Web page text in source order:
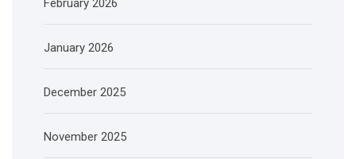
February 2026
January 2026
December 2025
November 2025